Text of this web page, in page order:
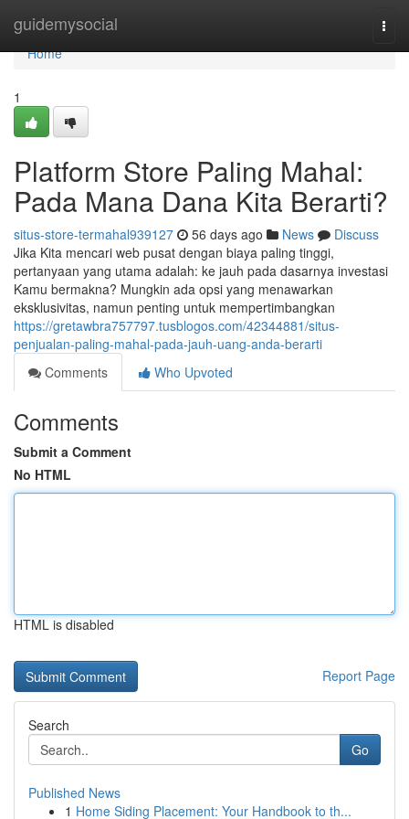
guidemysocial
Home
Home
1
Platform Store Paling Mahal:
Pada Mana Dana Kita Berarti?
situs-store-termahal939127 56 days ago News
Discuss
Jika Kita mencari web pusat dengan biaya paling tinggi,
pertanyaan yang utama adalah: ke jauh pada dasarnya investasi
Kamu bermakna? Mungkin ada opsi yang menawarkan
eksklusivitas, namun penting untuk mempertimbangkan
https://gretawbra757797.tusblogos.com/42344881/situs-
penjualan-paling-mahal-pada-jauh-uang-anda-berarti
Comments
Who Upvoted
Comments
Submit a Comment
No HTML
HTML is disabled
Report Page
Search
Go
Published News
1 Home Siding Placement: Your Handbook to th...